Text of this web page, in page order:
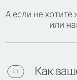
А если не
или
01 Как